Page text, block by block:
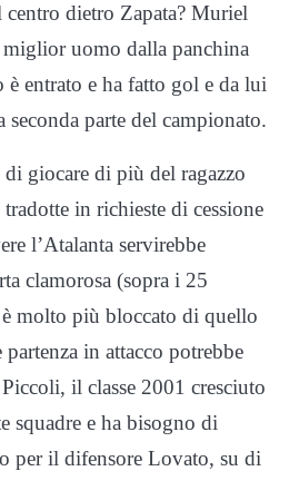
centro dietro Zapata? Muriel
miglior uomo dalla panchina
è entrato e ha fatto gol e da lui
seconda parte del campionato.
giocare di più del ragazzo
in richieste di cessione
l’Atalanta servirebbe
clamorosa (sopra i 25
molto più bloccato di quello
partenza in attacco potrebbe
il classe 2001 cresciuto
squadre e ha bisogno di
per il difensore Lovato, su di